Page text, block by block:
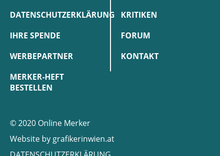
DATENSCHUTZERKLÄRUNG
IHRE SPENDE
WERBEPARTNER
MERKER-HEFT
BESTELLEN
KRITIKEN
FORUM
KONTAKT
© 2020 Online Merker
Website by grafikerinwien.at